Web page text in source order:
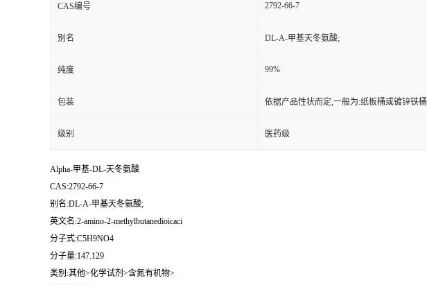
CAS编号 2792-66-7
别名 DL-Α-甲基天冬氨酸;
纯度 99%
包装 依据产品性状而定,一般为:纸板桶或镀锌铁桶
级别 医药级
Alpha-甲基-DL-天冬氨酸
CAS:2792-66-7
别名:DL-Α-甲基天冬氨酸;
英文名:2-amino-2-methylbutanedioicaci
分子式:C5H9NO4
分子量:147.129
类别:其他>化学试剂>含氮有机物>